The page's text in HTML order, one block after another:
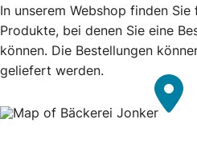
In unserem Webshop finden Sie
Produkte, bei denen Sie eine
können. Die Bestellungen
geliefert werden.